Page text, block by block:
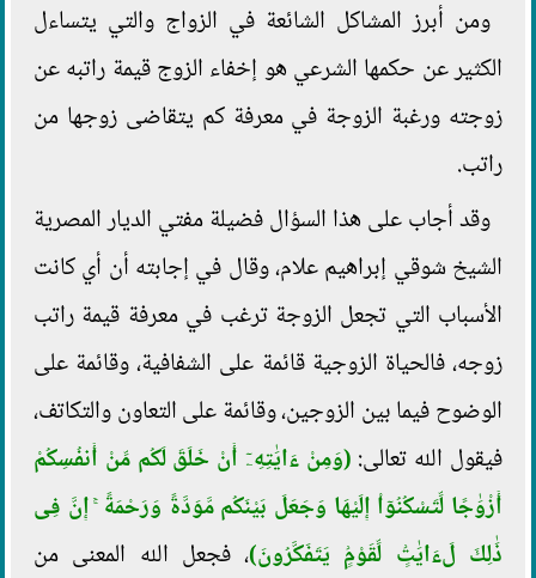
ومن أبرز المشاكل الشائعة في الزواج والتي يتساءل
الكثير عن حكمها الشرعي هو إخفاء الزوج قيمة راتبه عن
زوجته ورغبة الزوجة في معرفة كم يتقاضى زوجها من
راتب.
وقد أجاب على هذا السؤال فضيلة مفتي الديار المصرية
الشيخ شوقي إبراهيم علام، وقال في إجابته أن أي كانت
الأسباب التي تجعل الزوجة ترغب في معرفة قيمة راتب
زوجه، فالحياة الزوجية قائمة على الشفافية، وقائمة على
الوضوح فيما بين الزوجين، وقائمة على التعاون والتكاتف،
فيقول الله تعالى: (وَمِنْ ءَايَٰتِهِۦٓ أَنْ خَلَقَ لَكُم مِّنْ أَنفُسِكُمْ
أَزْوَٰجًا لِّتَسْكُنُوٓاْ إِلَيْهَا وَجَعَلَ بَيْنَكُم مَّوَدَّةً وَرَحْمَةً ۚ إِنَّ فِى
ذَٰلِكَ لَءَايَٰتٍۢ لِّقَوْمٍۢ يَتَفَكَّرُونَ)، فجعل الله المعنى من